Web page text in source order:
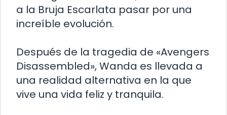
a la Bruja Escarlata pasar por una
increíble evolución.
Después de la tragedia de «Avengers
Disassembled», Wanda es llevada a
una realidad alternativa en la que
vive una vida feliz y tranquila.